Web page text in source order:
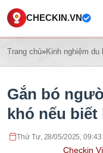
CHECKIN.VN
Trang chủ»Kinh nghiệm du
Gắn bó
khó nếu
Thứ Tư, 28/05/2025, 09:43
Checkin